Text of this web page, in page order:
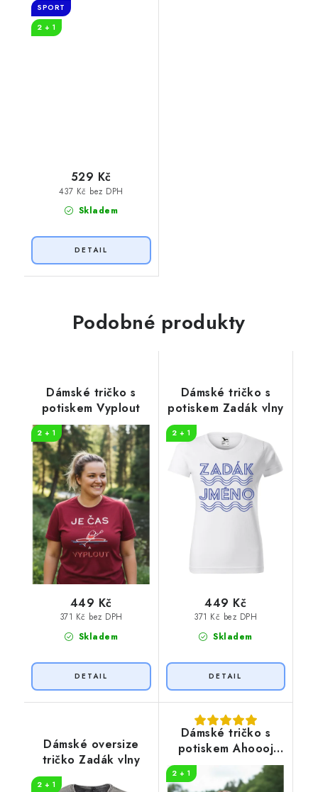
SPORT
2 + 1
Skladem
437 Kč bez DPH
529 Kč
Podobné produkty
Dámské tričko s
potiskem Vyplout
2 + 1
Skladem
371 Kč bez DPH
449 Kč
Dámské tričko s
potiskem Zadák vlny
2 + 1
Skladem
371 Kč bez DPH
449 Kč
Dámské oversize
tričko Zadák vlny
2 + 1
Dámské tričko s
potiskem Ahoooj
2 + 1